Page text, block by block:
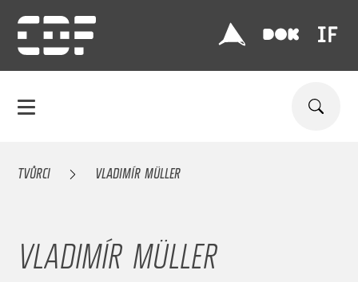
TVŮRCI VLADIMÍR MÜLLER
VLADIMÍR MÜLLER